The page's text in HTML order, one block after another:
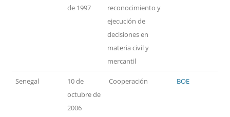
de 1997
reconocimiento y
ejecución de
decisiones en
materia civil y
mercantil
Senegal
10 de
octubre de
2006
Cooperación BOE